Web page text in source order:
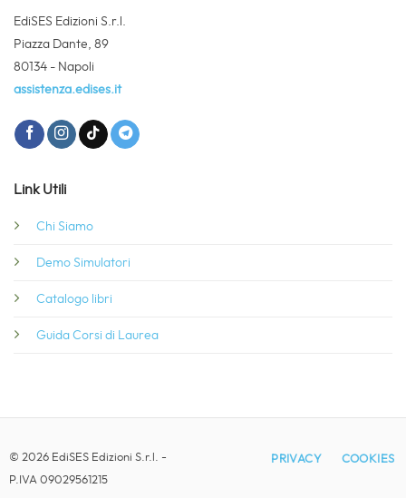
EdiSES Edizioni S.r.l.
Piazza Dante, 89
80134 - Napoli
assistenza.edises.it
Link Utili
Chi Siamo
Demo Simulatori
Catalogo libri
Guida Corsi di Laurea
© 2026 EdiSES Edizioni S.r.l. -
P.IVA 09029561215
PRIVACY COOKIES